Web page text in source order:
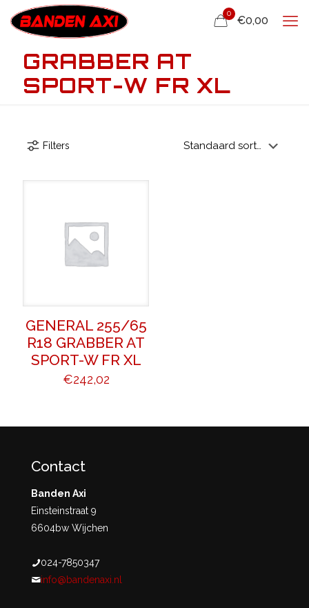
0
€0,00
GRABBER AT
SPORT-W FR XL
Filters
GENERAL 255/65
R18 GRABBER AT
SPORT-W FR XL
€242,02
Contact
Banden Axi
Einsteinstraat 9
6604bw Wijchen
024-7850347
info@bandenaxi.nl